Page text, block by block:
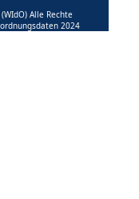
Alle Rechte
2024